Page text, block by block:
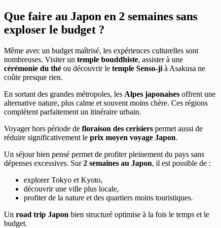
Que faire au Japon en 2 semaines sans
exploser le budget ?
Même avec un budget maîtrisé, les expériences culturelles sont
nombreuses. Visiter un temple bouddhiste, assister à une
cérémonie du thé ou découvrir le temple Senso-ji à Asakusa ne
coûte presque rien.
En sortant des grandes métropoles, les Alpes japonaises offrent une
alternative nature, plus calme et souvent moins chère. Ces régions
complètent parfaitement un itinéraire urbain.
Voyager hors période de floraison des cerisiers permet aussi de
réduire significativement le prix moyen voyage Japon.
Un séjour bien pensé permet de profiter pleinement du pays sans
dépenses excessives. Sur2 semaines au Japon, il est possible de :
explorer Tokyo et Kyoto,
découvrir une ville plus locale,
profiter de la nature et des quartiers moins touristiques.
Un road trip Japon bien structuré optimise à la fois le temps et le
budget.